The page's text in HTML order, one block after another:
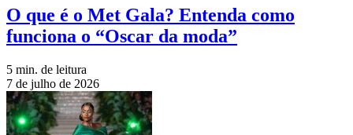
O que é o Met Gala? Entenda como
funciona o “Oscar da moda”
5 min. de leitura
7 de julho de 2026